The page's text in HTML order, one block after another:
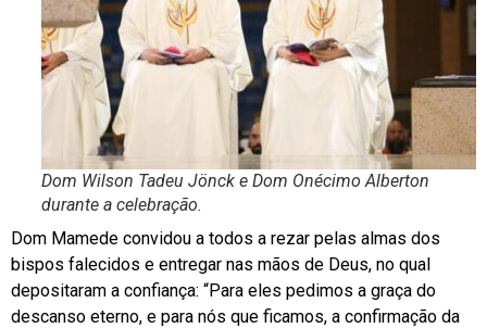
Dom Wilson Tadeu Jönck e Dom Onécimo Alberton
durante a celebração.
Dom Mamede convidou a todos a rezar pelas almas dos
bispos falecidos e entregar nas mãos de Deus, no qual
depositaram a confiança: “Para eles pedimos a graça do
descanso eterno, e para nós que ficamos, a confirmação da